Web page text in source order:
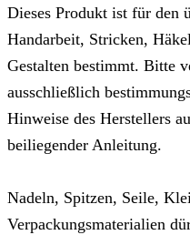
Dieses Produkt ist für den
Handarbeit, Stricken,
Gestalten bestimmt. Bitte
ausschließlich
Hinweise des Herstellers
beiliegender Anleitung.
Nadeln, Spitzen, Seile,
Verpackungsmaterialien